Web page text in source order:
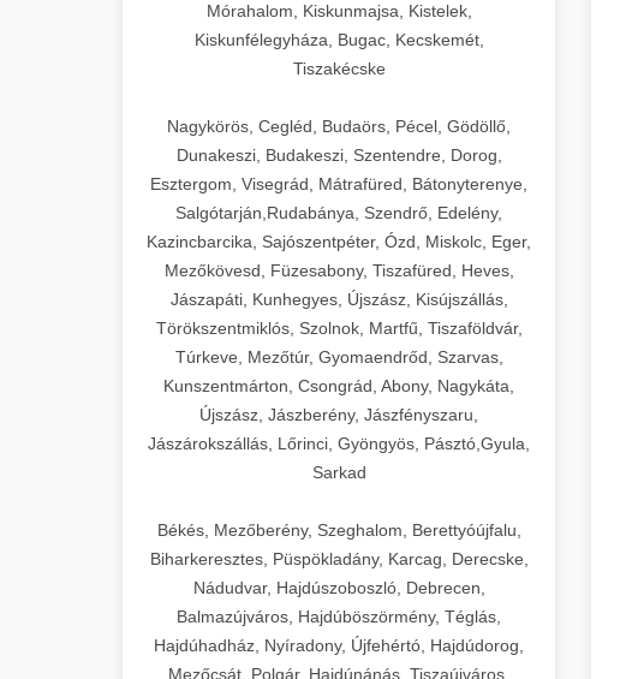
Mórahalom, Kiskunmajsa, Kistelek,
Kiskunfélegyháza, Bugac, Kecskemét,
Tiszakécske
Nagykörös, Cegléd, Budaörs, Pécel, Gödöllő,
Dunakeszi, Budakeszi, Szentendre, Dorog,
Esztergom, Visegrád, Mátrafüred, Bátonyterenye,
Salgótarján,Rudabánya, Szendrő, Edelény,
Kazincbarcika, Sajószentpéter, Ózd, Miskolc, Eger,
Mezőkövesd, Füzesabony, Tiszafüred, Heves,
Jászapáti, Kunhegyes, Újszász, Kisújszállás,
Törökszentmiklós, Szolnok, Martfű, Tiszaföldvár,
Túrkeve, Mezőtúr, Gyomaendrőd, Szarvas,
Kunszentmárton, Csongrád, Abony, Nagykáta,
Újszász, Jászberény, Jászfényszaru,
Jászárokszállás, Lőrinci, Gyöngyös, Pásztó,Gyula,
Sarkad
Békés, Mezőberény, Szeghalom, Berettyóújfalu,
Biharkeresztes, Püspökladány, Karcag, Derecske,
Nádudvar, Hajdúszoboszló, Debrecen,
Balmazújváros, Hajdúböszörmény, Téglás,
Hajdúhadház, Nyíradony, Újfehértó, Hajdúdorog,
Mezőcsát, Polgár, Hajdúnánás, Tiszaújváros,